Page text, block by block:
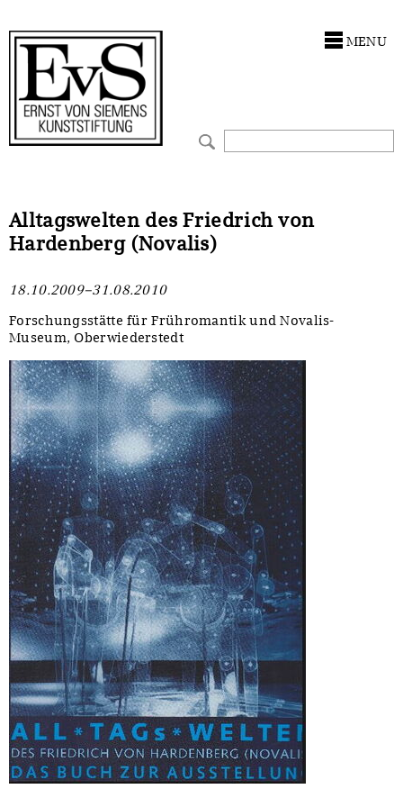
MENU
Alltagswelten des Friedrich von
Hardenberg (Novalis)
18.10.2009–31.08.2010
Forschungsstätte für Frühromantik und Novalis-
Museum, Oberwiederstedt
Förderphilosophie
Gremien
Presse und Neuigkeiten
Stellenangebote
Ankauf
Restaurierungen
Werkverzeichnisse
UKRAINE-Förderlinie
Zwischenfinanzierung